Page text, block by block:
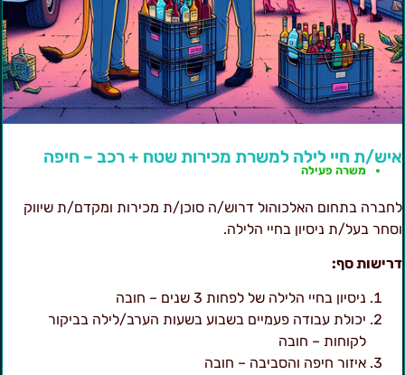
ת חיי לילה למשרת מכירות שטח + רכב – חיפה
משרה פעילה
בתחום האלכוהול דרוש/ה סוכן/ת מכירות ומקדם/ת שיווק
בעל/ת ניסיון בחיי הלילה.
סף:
ניסיון בחיי הלילה של לפחות 3 שנים – חובה
יכולת עבודה פעמיים בשבוע בשעות הערב/לילה בביקור
לקוחות – חובה
איזור חיפה והסביבה – חובה